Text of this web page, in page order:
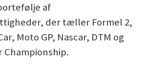
af
der tæller Formel 2,
Moto GP, Nascar, DTM og
Championship.